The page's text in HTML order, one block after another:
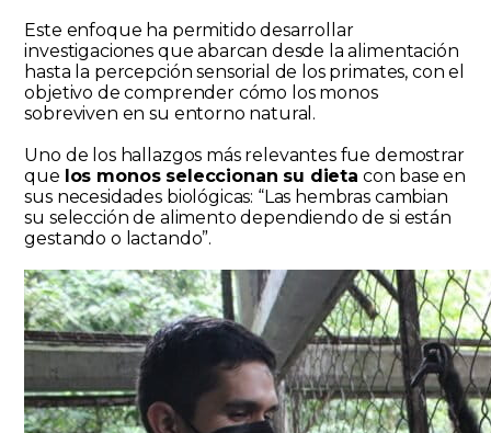
Este enfoque ha permitido desarrollar
investigaciones que abarcan desde la alimentación
hasta la percepción sensorial de los primates, con el
objetivo de comprender cómo los monos
sobreviven en su entorno natural.
Uno de los hallazgos más relevantes fue demostrar
que los monos seleccionan su dieta con base en
sus necesidades biológicas: “Las hembras cambian
su selección de alimento dependiendo de si están
gestando o lactando”.